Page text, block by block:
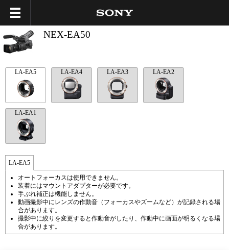
NEX-EA50
LA-EA5 LA-EA4 LA-EA3 LA-EA2
LA-EA1
LA-EA5
オートフォーカスは使用できません。
装着にはマウントアダプターが必要です。
手ぶれ補正は機能しません。
動画撮影中にレンズの作動音（フォーカスやズームなど）が記録される場
合があります。
撮影中に絞りを変更すると作動音がしたり、作動中に画面が明るくなる場
合があります。